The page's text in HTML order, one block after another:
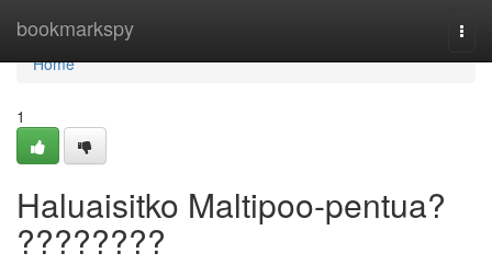
bookmarkspy
Home
Home
1
Haluaisitko Maltipoo-pentua?
????????